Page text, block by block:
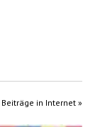
Beiträge in Internet »